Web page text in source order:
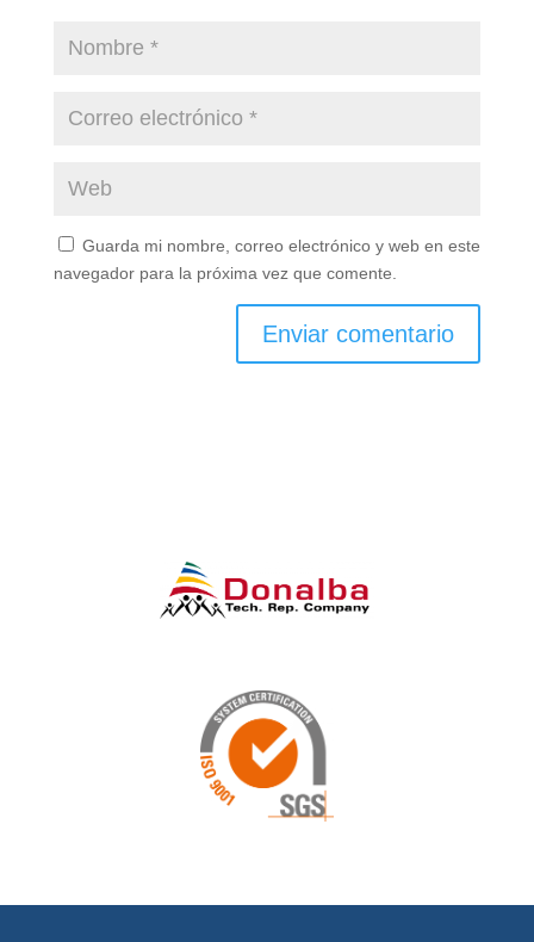
Guarda mi nombre, correo electrónico y web en este
navegador para la próxima vez que comente.